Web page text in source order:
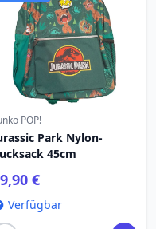
POP!
Park Nylon-
45cm
€
Verfügbar